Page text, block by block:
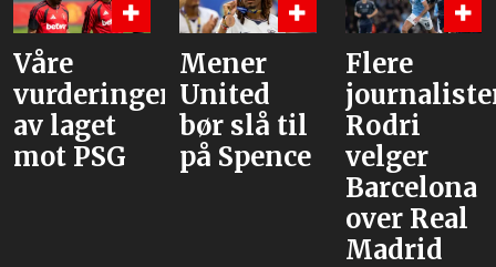
Våre
vurderinger
av laget
mot PSG
Mener
United
bør slå til
på Spence
Flere
Rodri
velger
Barcelona
over Real
Madrid